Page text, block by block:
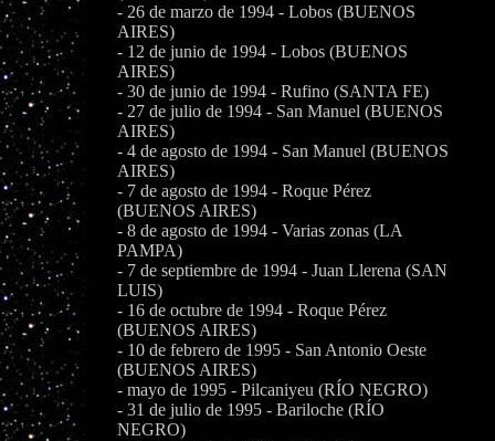
- 26 de marzo de 1994 - Lobos (BUENOS
AIRES)
- 12 de junio de 1994 - Lobos (BUENOS
AIRES)
- 30 de junio de 1994 - Rufino (SANTA FE)
- 27 de julio de 1994 - San Manuel (BUENOS
AIRES)
- 4 de agosto de 1994 - San Manuel (BUENOS
AIRES)
- 7 de agosto de 1994 - Roque Pérez
(BUENOS AIRES)
- 8 de agosto de 1994 - Varias zonas (LA
PAMPA)
- 7 de septiembre de 1994 - Juan Llerena (SAN
LUIS)
- 16 de octubre de 1994 - Roque Pérez
(BUENOS AIRES)
- 10 de febrero de 1995 - San Antonio Oeste
(BUENOS AIRES)
- mayo de 1995 - Pilcaniyeu (RÍO NEGRO)
- 31 de julio de 1995 - Bariloche (RÍO
NEGRO)